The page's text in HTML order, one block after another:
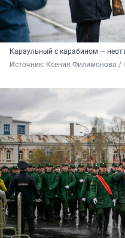
Караульный с карабином —
Источник: Ксения Филимонова /